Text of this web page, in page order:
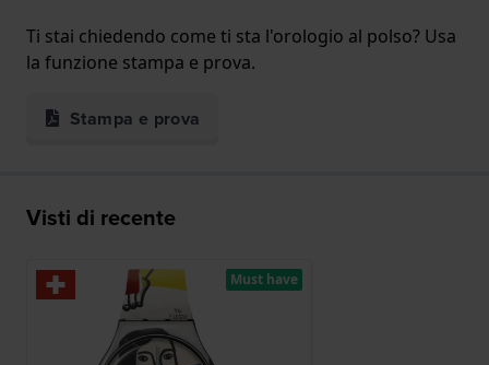
Ti stai chiedendo come ti sta l'orologio al polso? Usa
la funzione stampa e prova.
Stampa e prova
Visti di recente
Must have